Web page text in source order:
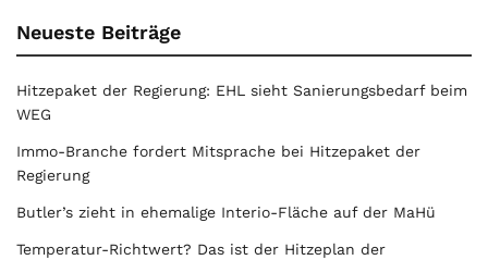
Neueste Beiträge
Hitzepaket der Regierung: EHL sieht Sanierungsbedarf beim
WEG
Immo-Branche fordert Mitsprache bei Hitzepaket der
Regierung
Butler’s zieht in ehemalige Interio-Fläche auf der MaHü
Temperatur-Richtwert? Das ist der Hitzeplan der